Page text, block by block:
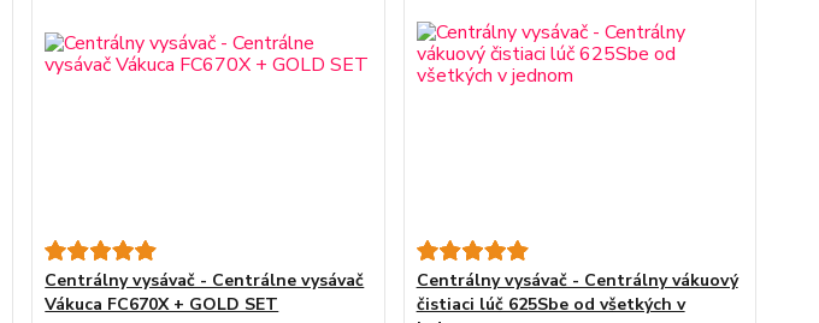
Centrálny vysávač - Centrálne vysávač
Vákuca FC670X + GOLD SET
Centrálny vysávač - Centrálny vákuový
čistiaci lúč 625Sbe od všetkých v